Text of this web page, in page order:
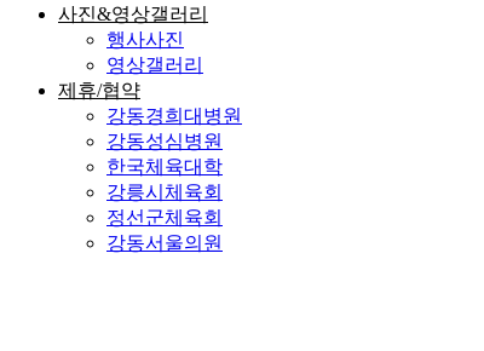
사진&영상갤러리
행사사진
영상갤러리
제휴/협약
강동경희대병원
강동성심병원
한국체육대학
강릉시체육회
정선군체육회
강동서울의원